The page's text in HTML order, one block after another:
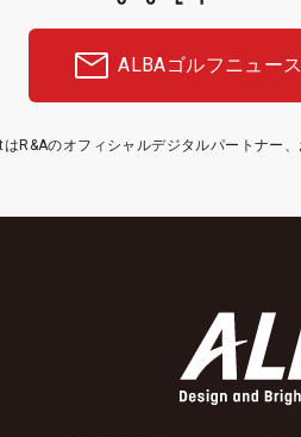
ALBAゴルフニュース
R&Aのオフィシャルデジタルパートナー